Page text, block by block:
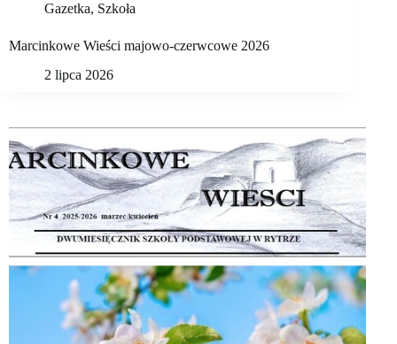
Gazetka, Szkoła
Marcinkowe Wieści majowo-czerwcowe 2026
2 lipca 2026